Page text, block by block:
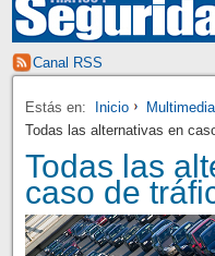
Canal RSS
Estás en: Inicio Multimedia
Todas las alternativas en
Todas las
caso de